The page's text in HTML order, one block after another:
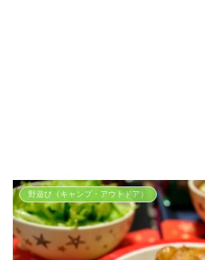
野遊び（キャンプ・アウトドア）